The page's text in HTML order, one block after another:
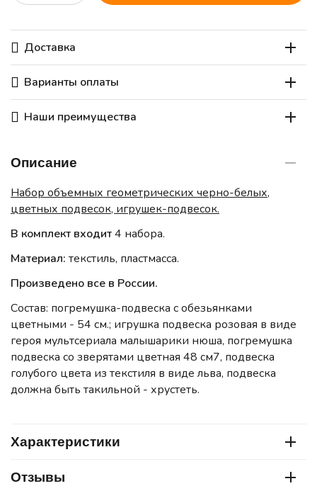
Доставка
Варианты оплаты
Наши преимущества
Описание
Набор объемных геометрических черно-белых,
цветных подвесок, игрушек-подвесок.
В комплект входит4 набора.
Материал: текстиль, пластмасса.
Произведено все в России.
Состав: погремушка-подвеска с обезьянками
цветными - 54 см.; игрушка подвеска розовая в виде
героя мультсериала малышарики нюша, погремушка
подвеска со зверятами цветная 48 см7, подвеска
голубого цвета из текстиля в виде льва, подвеска
должна быть такильной - хрустеть.
Характеристики
Отзывы